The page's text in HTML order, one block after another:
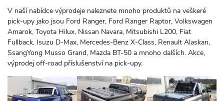
V naší nabídce výprodeje naleznete mnoho produktů na veškeré
pick-upy jako jsou Ford Ranger, Ford Ranger Raptor, Volkswagen
Amarok, Toyota Hilux, Nissan Navara, Mitsubishi L200, Fiat
Fullback, Isuzu D-Max, Mercedes-Benz X-Class, Renault Alaskan,
SsangYong Musso Grand, Mazda BT-50 a mnoho dalších. Akce,
výprodej off-road příslušenství na pick-upy.